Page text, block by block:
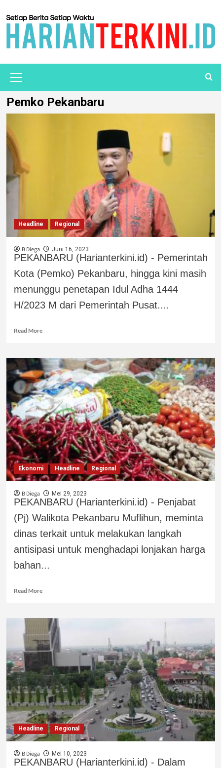
Pemko Pekanbaru
Headline Regional
B Diega Juni 16, 2023
PEKANBARU (Harianterkini.id) - Pemerintah
Kota (Pemko) Pekanbaru, hingga kini masih
menunggu penetapan Idul Adha 1444
H/2023 M dari Pemerintah Pusat....
Read More
Ekonomi Headline Regional
B Diega Mei 29, 2023
PEKANBARU (Harianterkini.id) - Penjabat
(Pj) Walikota Pekanbaru Muflihun, meminta
dinas terkait untuk melakukan langkah
antisipasi untuk menghadapi lonjakan harga
bahan...
Read More
Headline Regional
B Diega Mei 10, 2023
PEKANBARU (Harianterkini.id) - Dalam